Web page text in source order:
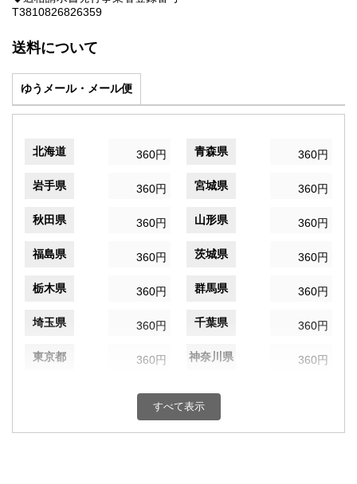
T3810826826359
送料について
ゆうメール・メール便
北海道 360円 青森県 360円
岩手県 360円 宮城県 360円
秋田県 360円 山形県 360円
福島県 360円 茨城県 360円
栃木県 360円 群馬県 360円
埼玉県 360円 千葉県 360円
東京都 360円 神奈川県 360円
360円 富山県
すべて表示